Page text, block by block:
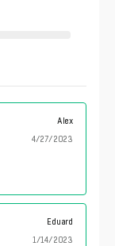
Alex
4/27/2023
Eduard
1/14/2023